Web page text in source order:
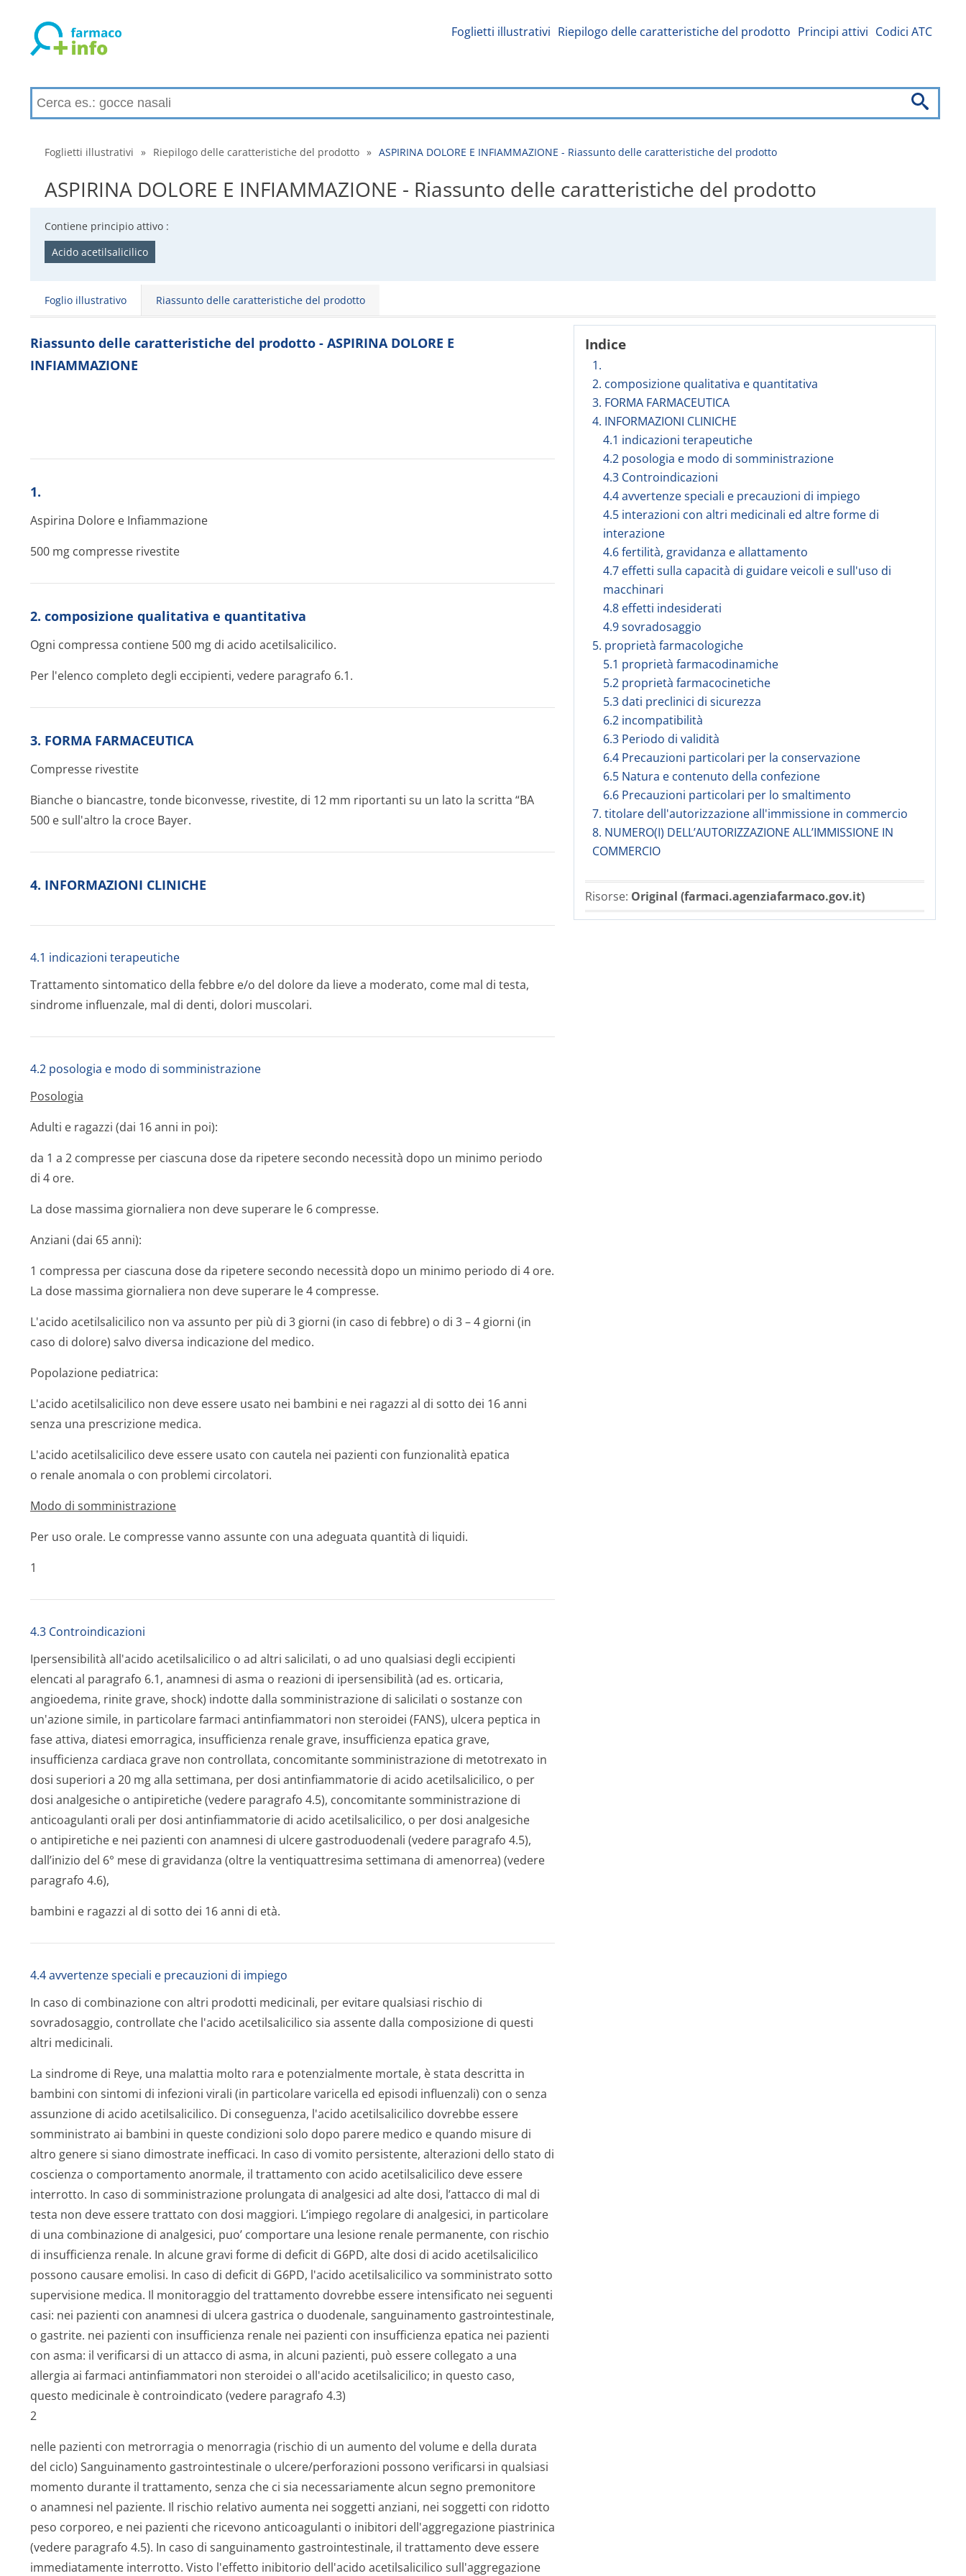
Foglietti illustrativi Riepilogo delle caratteristiche del prodotto Principi attivi Codici ATC
Foglietti illustrativi » Riepilogo delle caratteristiche del prodotto » ASPIRINA DOLORE E INFIAMMAZIONE - Riassunto delle caratteristiche del prodotto
ASPIRINA DOLORE E INFIAMMAZIONE - Riassunto delle caratteristiche del prodotto
Contiene principio attivo :
Acido acetilsalicilico
Foglio illustrativo Riassunto delle caratteristiche del prodotto
Indice
1.
2. composizione qualitativa e quantitativa
3. FORMA FARMACEUTICA
4. INFORMAZIONI CLINICHE
4.1 indicazioni terapeutiche
4.2 posologia e modo di somministrazione
4.3 Controindicazioni
4.4 avvertenze speciali e precauzioni di impiego
4.5 interazioni con altri medicinali ed altre forme di
interazione
4.6 fertilità, gravidanza e allattamento
4.7 effetti sulla capacità di guidare veicoli e sull'uso di
macchinari
4.8 effetti indesiderati
4.9 sovradosaggio
5. proprietà farmacologiche
5.1 proprietà farmacodinamiche
5.2 proprietà farmacocinetiche
5.3 dati preclinici di sicurezza
6.2 incompatibilità
6.3 Periodo di validità
6.4 Precauzioni particolari per la conservazione
6.5 Natura e contenuto della confezione
6.6 Precauzioni particolari per lo smaltimento
7. titolare dell'autorizzazione all'immissione in commercio
8. NUMERO(I) DELL’AUTORIZZAZIONE ALL’IMMISSIONE IN
COMMERCIO
Risorse: Original (farmaci.agenziafarmaco.gov.it)
Riassunto delle caratteristiche del prodotto - ASPIRINA DOLORE E
INFIAMMAZIONE
1.
Aspirina Dolore e Infiammazione
500 mg compresse rivestite
2. composizione qualitativa e quantitativa
Ogni compressa contiene 500 mg di acido acetilsalicilico.
Per l'elenco completo degli eccipienti, vedere paragrafo 6.1.
3. FORMA FARMACEUTICA
Compresse rivestite
Bianche o biancastre, tonde biconvesse, rivestite, di 12 mm riportanti su un lato la scritta “BA
500 e sull'altro la croce Bayer.
4. INFORMAZIONI CLINICHE
4.1 indicazioni terapeutiche
Trattamento sintomatico della febbre e/o del dolore da lieve a moderato, come mal di testa,
sindrome influenzale, mal di denti, dolori muscolari.
4.2 posologia e modo di somministrazione
Posologia
Adulti e ragazzi (dai 16 anni in poi):
da 1 a 2 compresse per ciascuna dose da ripetere secondo necessità dopo un minimo periodo
di 4 ore.
La dose massima giornaliera non deve superare le 6 compresse.
Anziani (dai 65 anni):
1 compressa per ciascuna dose da ripetere secondo necessità dopo un minimo periodo di 4 ore.
La dose massima giornaliera non deve superare le 4 compresse.
L'acido acetilsalicilico non va assunto per più di 3 giorni (in caso di febbre) o di 3 – 4 giorni (in
caso di dolore) salvo diversa indicazione del medico.
Popolazione pediatrica:
L'acido acetilsalicilico non deve essere usato nei bambini e nei ragazzi al di sotto dei 16 anni
senza una prescrizione medica.
L'acido acetilsalicilico deve essere usato con cautela nei pazienti con funzionalità epatica
o renale anomala o con problemi circolatori.
Modo di somministrazione
Per uso orale. Le compresse vanno assunte con una adeguata quantità di liquidi.
1
4.3 Controindicazioni
Ipersensibilità all'acido acetilsalicilico o ad altri salicilati, o ad uno qualsiasi degli eccipienti
elencati al paragrafo 6.1, anamnesi di asma o reazioni di ipersensibilità (ad es. orticaria,
angioedema, rinite grave, shock) indotte dalla somministrazione di salicilati o sostanze con
un'azione simile, in particolare farmaci antinfiammatori non steroidei (FANS), ulcera peptica in
fase attiva, diatesi emorragica, insufficienza renale grave, insufficienza epatica grave,
insufficienza cardiaca grave non controllata, concomitante somministrazione di metotrexato in
dosi superiori a 20 mg alla settimana, per dosi antinfiammatorie di acido acetilsalicilico, o per
dosi analgesiche o antipiretiche (vedere paragrafo 4.5), concomitante somministrazione di
anticoagulanti orali per dosi antinfiammatorie di acido acetilsalicilico, o per dosi analgesiche
o antipiretiche e nei pazienti con anamnesi di ulcere gastroduodenali (vedere paragrafo 4.5),
dall’inizio del 6° mese di gravidanza (oltre la ventiquattresima settimana di amenorrea) (vedere
paragrafo 4.6),
bambini e ragazzi al di sotto dei 16 anni di età.
4.4 avvertenze speciali e precauzioni di impiego
In caso di combinazione con altri prodotti medicinali, per evitare qualsiasi rischio di
sovradosaggio, controllate che l'acido acetilsalicilico sia assente dalla composizione di questi
altri medicinali.
La sindrome di Reye, una malattia molto rara e potenzialmente mortale, è stata descritta in
bambini con sintomi di infezioni virali (in particolare varicella ed episodi influenzali) con o senza
assunzione di acido acetilsalicilico. Di conseguenza, l'acido acetilsalicilico dovrebbe essere
somministrato ai bambini in queste condizioni solo dopo parere medico e quando misure di
altro genere si siano dimostrate inefficaci. In caso di vomito persistente, alterazioni dello stato di
coscienza o comportamento anormale, il trattamento con acido acetilsalicilico deve essere
interrotto. In caso di somministrazione prolungata di analgesici ad alte dosi, l’attacco di mal di
testa non deve essere trattato con dosi maggiori. L’impiego regolare di analgesici, in particolare
di una combinazione di analgesici, puo’ comportare una lesione renale permanente, con rischio
di insufficienza renale. In alcune gravi forme di deficit di G6PD, alte dosi di acido acetilsalicilico
possono causare emolisi. In caso di deficit di G6PD, l'acido acetilsalicilico va somministrato sotto
supervisione medica. Il monitoraggio del trattamento dovrebbe essere intensificato nei seguenti
casi: nei pazienti con anamnesi di ulcera gastrica o duodenale, sanguinamento gastrointestinale,
o gastrite. nei pazienti con insufficienza renale nei pazienti con insufficienza epatica nei pazienti
con asma: il verificarsi di un attacco di asma, in alcuni pazienti, può essere collegato a una
allergia ai farmaci antinfiammatori non steroidei o all'acido acetilsalicilico; in questo caso,
questo medicinale è controindicato (vedere paragrafo 4.3)
2
nelle pazienti con metrorragia o menorragia (rischio di un aumento del volume e della durata
del ciclo) Sanguinamento gastrointestinale o ulcere/perfo­razioni possono verificarsi in qualsiasi
momento durante il trattamento, senza che ci sia necessariamente alcun segno premonitore
o anamnesi nel paziente. Il rischio relativo aumenta nei soggetti anziani, nei soggetti con ridotto
peso corporeo, e nei pazienti che ricevono anticoagulanti o inibitori dell'aggregazione piastrinica
(vedere paragrafo 4.5). In caso di sanguinamento gastrointestinale, il trattamento deve essere
immediatamente interrotto. Visto l'effetto inibitorio dell'acido acetilsalicilico sull'aggregazione